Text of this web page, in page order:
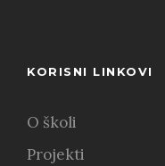
KORISNI LINKOVI
O školi
Projekti